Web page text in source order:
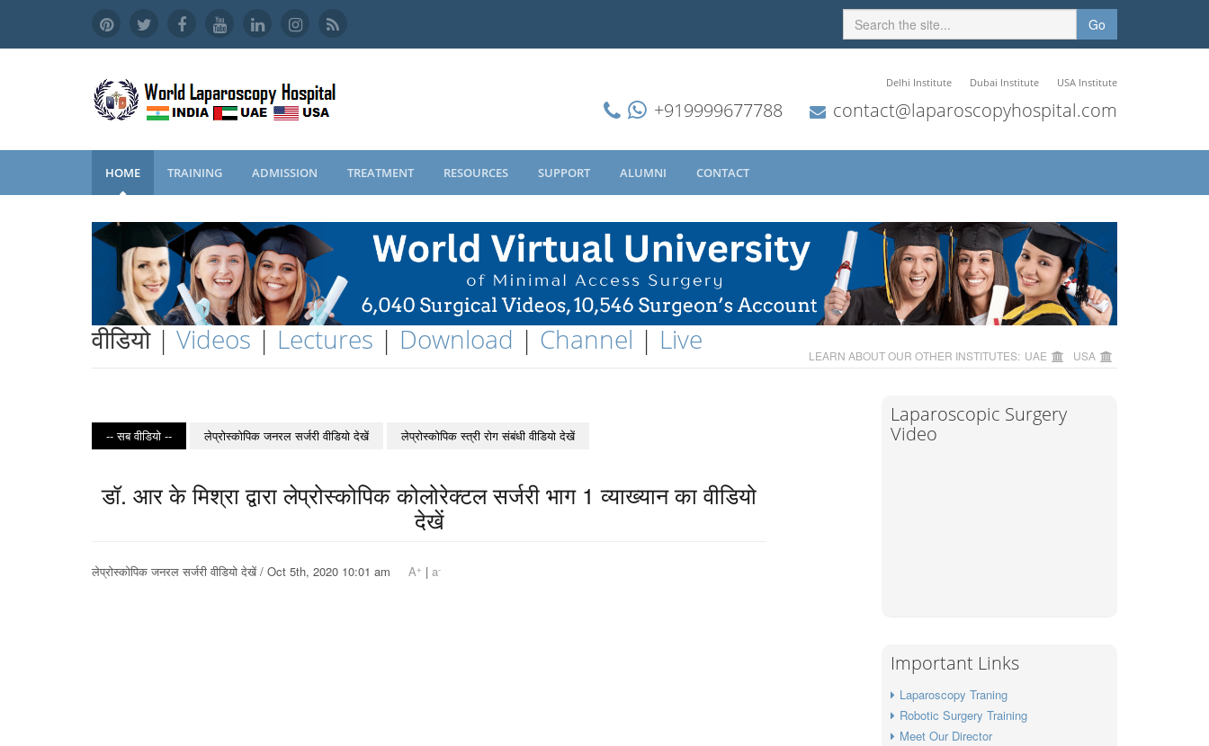
Go
Delhi Institute Dubai Institute USA Institute
+919999677788 contact@laparoscopyhospital.com
HOME TRAINING ADMISSION TREATMENT RESOURCES SUPPORT ALUMNI CONTACT
वीडियो | Videos | Lectures | Download | Channel | Live LEARN ABOUT OUR OTHER INSTITUTES: UAE USA
-- सब वीडियो -- लेप्रोस्कोपिक जनरल सर्जरी वीडियो देखें लेप्रोस्कोपिक स्त्री रोग संबंधी वीडियो देखें
डॉ. आर के मिश्रा द्वारा लेप्रोस्कोपिक कोलोरेक्टल सर्जरी भाग 1 व्याख्यान का वीडियो
देखें
लेप्रोस्कोपिक जनरल सर्जरी वीडियो देखें / Oct 5th, 2020 10:01 am A+ | a-
Laparoscopic Surgery
Video
Important Links
Laparoscopy Traning
Robotic Surgery Training
Meet Our Director